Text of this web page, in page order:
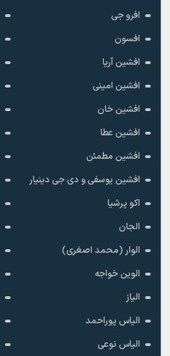
افرو جی
افسون
افشین آریا
افشین امینی
افشین خان
افشین عطا
افشین مطمئن
افشین یوسفی و دی جی دینیار
اکو پرشیا
الجان
الوار (محمد اصغری)
الوین خواجه
الیاز
الیاس پوراحمد
الیاس نوعی